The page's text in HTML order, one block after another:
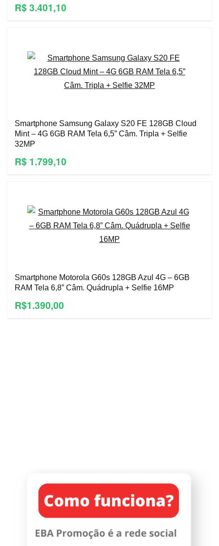
R$ 3.401,10
Smartphone Samsung Galaxy S20 FE 128GB Cloud
Mint – 4G 6GB RAM Tela 6,5” Câm. Tripla + Selfie
32MP
R$ 1.799,10
Smartphone Motorola G60s 128GB Azul 4G – 6GB
RAM Tela 6,8” Câm. Quádrupla + Selfie 16MP
R$1.390,00